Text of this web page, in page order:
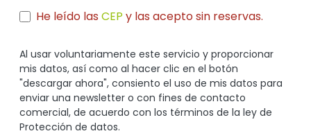
He leído las CEP y las acepto sin reservas.
Al usar voluntariamente este servicio y proporcionar
mis datos, así como al hacer clic en el botón
"descargar ahora", consiento el uso de mis datos para
enviar una newsletter o con fines de contacto
comercial, de acuerdo con los términos de la ley de
Protección de datos.